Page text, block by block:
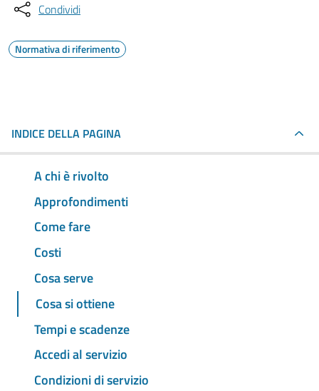
Condividi
Normativa di riferimento
INDICE DELLA PAGINA
A chi è rivolto
Approfondimenti
Come fare
Costi
Cosa serve
Cosa si ottiene
Tempi e scadenze
Accedi al servizio
Condizioni di servizio